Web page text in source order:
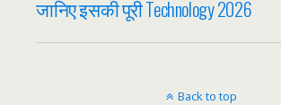
जानिए इसकी पूरी Technology 2026
Back to top